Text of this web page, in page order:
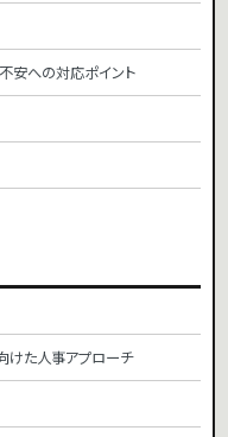
安への対応ポイント
けた人事アプローチ